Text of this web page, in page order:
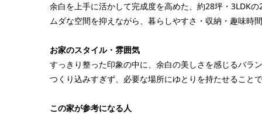
余白を上手に活かして完成度を高めた、約28坪・3LDK
ムダな空間を抑えながら、暮らしやすさ・収納・趣味時
お家のスタイル・雰囲気
すっきり整った印象の中に、余白の美しさを感じるバラ
つくり込みすぎず、必要な場所にゆとりを持たせること
この家が参考になる人